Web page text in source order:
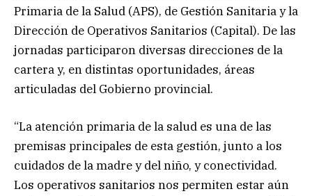
Primaria de la Salud (APS), de Gestión Sanitaria y la
Dirección de Operativos Sanitarios (Capital). De las
jornadas participaron diversas direcciones de la
cartera y, en distintas oportunidades, áreas
articuladas del Gobierno provincial.
“La atención primaria de la salud es una de las
premisas principales de esta gestión, junto a los
cuidados de la madre y del niño, y conectividad.
Los operativos sanitarios nos permiten estar aún